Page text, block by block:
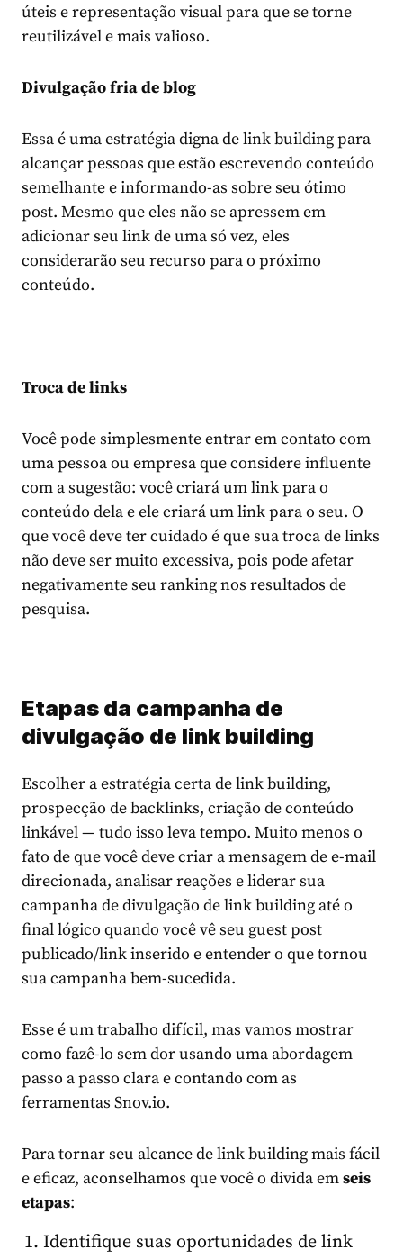
úteis e representação visual para que se torne
reutilizável e mais valioso.
Divulgação fria de blog
Essa é uma estratégia digna de link building para
alcançar pessoas que estão escrevendo conteúdo
semelhante e informando-as sobre seu ótimo
post. Mesmo que eles não se apressem em
adicionar seu link de uma só vez, eles
considerarão seu recurso para o próximo
conteúdo.
Troca de links
Você pode simplesmente entrar em contato com
uma pessoa ou empresa que considere influente
com a sugestão: você criará um link para o
conteúdo dela e ele criará um link para o seu. O
que você deve ter cuidado é que sua troca de links
não deve ser muito excessiva, pois pode afetar
negativamente seu ranking nos resultados de
pesquisa.
Etapas da campanha de
divulgação de link building
Escolher a estratégia certa de link building,
prospecção de backlinks, criação de conteúdo
linkável — tudo isso leva tempo. Muito menos o
fato de que você deve criar a mensagem de e-mail
direcionada, analisar reações e liderar sua
campanha de divulgação de link building até o
final lógico quando você vê seu guest post
publicado/link inserido e entender o que tornou
sua campanha bem-sucedida.
Esse é um trabalho difícil, mas vamos mostrar
como fazê-lo sem dor usando uma abordagem
passo a passo clara e contando com as
ferramentas Snov.io.
Para tornar seu alcance de link building mais fácil
e eficaz, aconselhamos que você o divida emseis
etapas:
Identifique suas oportunidades de link